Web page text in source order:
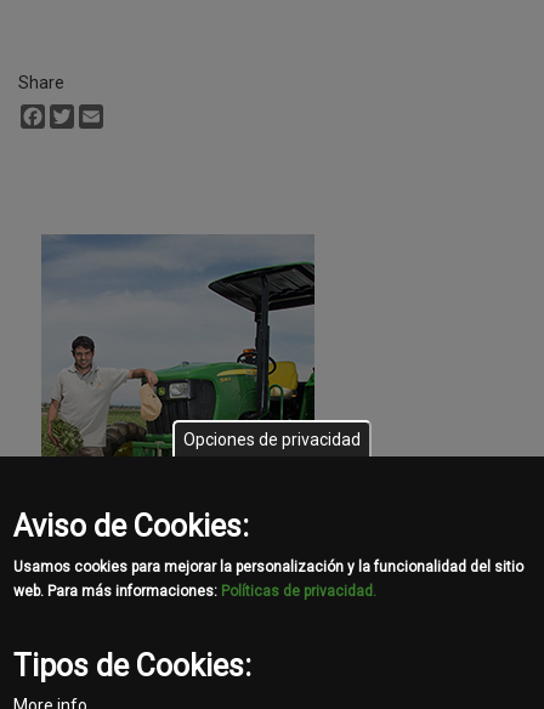
Share
Facebook
Twitter
Opciones de privacidad
Aviso de Cookies:
Usamos cookies para mejorar la personalización y la funcionalidad del sitio
web. Para más informaciones: Políticas de privacidad.
Tipos de Cookies: